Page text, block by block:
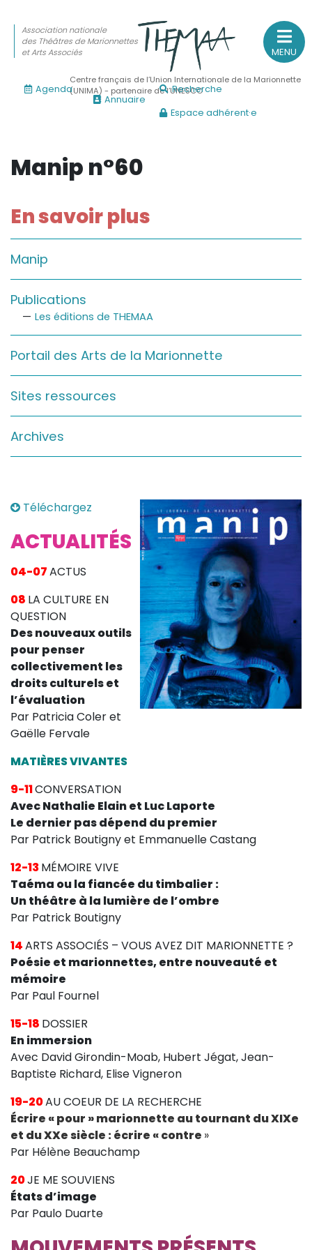
(Actualités, annonces, vie professionnelle)
Sur le vif
(Agenda, spectacles, événements des adhérents)
Sur le fond
(Fonctionnement, gouvernance, groupes de travail,
Sur le terrain
(Portraits, actions, collaborations)
Sur l’étagère
(Documents, études, publications)
MENU
Association nationale
des Théâtres de Marionnettes
et Arts Associés
Centre français de l’Union Internationale de la Marionnette
(UNIMA) - partenaire de l’UNESCO
Agenda
Annuaire
Recherche
Espace adhérent·e
Manip n°60
En savoir plus
Manip
Publications
Les éditions de THEMAA
Portail des Arts de la Marionnette
Sites ressources
Archives
Téléchargez
ACTUALITÉS
04-07ACTUS
08 LA CULTURE EN
QUESTION
Des nouveaux outils
pour penser
collectivement les
droits culturels et
l’évaluation
Par Patricia Coler et
Gaëlle Fervale
MATIÈRES VIVANTES
9-11CONVERSATION
Avec Nathalie Elain et Luc Laporte
Le dernier pas dépend du premier
Par Patrick Boutigny et Emmanuelle Castang
12-13MÉMOIRE VIVE
Taéma ou la fiancée du timbalier :
Un théâtre à la lumière de l’ombre
Par Patrick Boutigny
14ARTS ASSOCIÉS – VOUS AVEZ DIT MARIONNETTE ?
Poésie et marionnettes, entre nouveauté et
mémoire
Par Paul Fournel
15-18 DOSSIER
En immersion
Avec David Girondin-Moab, Hubert Jégat, Jean-
Baptiste Richard, Elise Vigneron
19-20AU COEUR DE LA RECHERCHE
Écrire « pour » marionnette au tournant du XIXe
et du XXe siècle : écrire « contre »
Par Hélène Beauchamp
20JE ME SOUVIENS
États d’image
Par Paulo Duarte